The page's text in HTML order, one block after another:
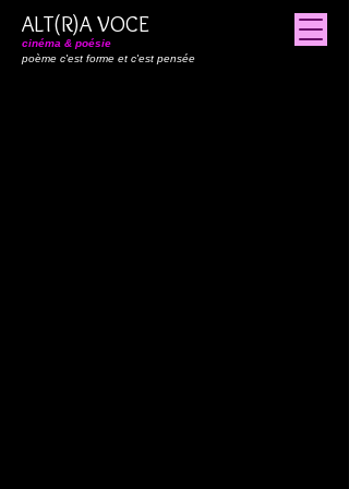
ALT(R)A VOCE
cinéma & poésie
poème c'est forme et c'est pensée